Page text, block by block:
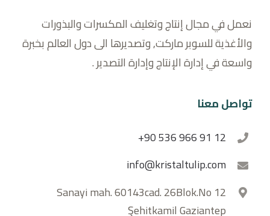
نعمل في مجال إنتاج وتغليف المكسرات والبذورات
والأغذية للسوبر ماركت, وتصديرها الى دول العالم بخبرة
واسعة في إدارة الإنتاج وإدارة التصدير .
تواصل معنا
+90 536 966 91 12
info@kristaltulip.com
Sanayi mah. 60143cad. 26Blok.No 12
Şehitkamil Gaziantep